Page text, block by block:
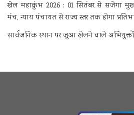
खेल महाकुंभ 2026 : 01 सितंबर से सजेगा
मंच, न्याय पंचायत से राज्य स्तर तक होगा
सार्वजनिक स्थान पर जुआ खेलने वाले अभियुक्तों